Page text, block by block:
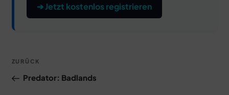
➔ Jetzt kostenlos registrieren
Beitragsnavigation
Vorheriger
Beitrag
ZURÜCK
Predator: Badlands